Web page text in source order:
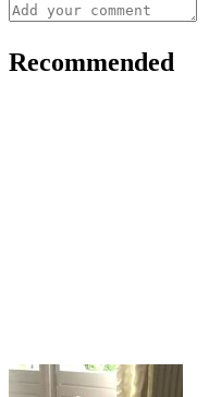
Recommended